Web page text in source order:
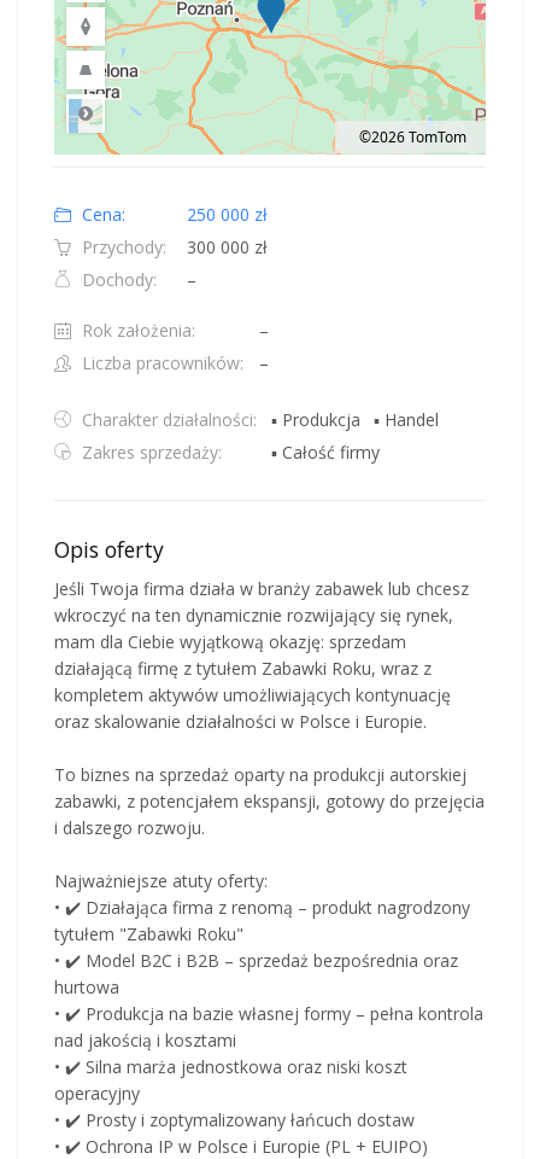
Road
©2026 TomTom
Cena:
250 000 zł
Przychody:
300 000 zł
Dochody:
–
Rok założenia:
–
Liczba pracowników:
–
Charakter działalności: ▪ Produkcja
▪ Handel
Zakres sprzedaży:
▪ Całość firmy
Opis oferty
Jeśli Twoja firma działa w branży zabawek lub chcesz
wkroczyć na ten dynamicznie rozwijający się rynek,
mam dla Ciebie wyjątkową okazję: sprzedam
działającą firmę z tytułem Zabawki Roku, wraz z
kompletem aktywów umożliwiających kontynuację
oraz skalowanie działalności w Polsce i Europie.
To biznes na sprzedaż oparty na produkcji autorskiej
zabawki, z potencjałem ekspansji, gotowy do przejęcia
i dalszego rozwoju.
Najważniejsze atuty oferty:
• ✔️ Działająca firma z renomą – produkt nagrodzony
tytułem "Zabawki Roku"
• ✔️ Model B2C i B2B – sprzedaż bezpośrednia oraz
hurtowa
• ✔️ Produkcja na bazie własnej formy – pełna kontrola
nad jakością i kosztami
• ✔️ Silna marża jednostkowa oraz niski koszt
operacyjny
• ✔️ Prosty i zoptymalizowany łańcuch dostaw
• ✔️ Ochrona IP w Polsce i Europie (PL + EUIPO)